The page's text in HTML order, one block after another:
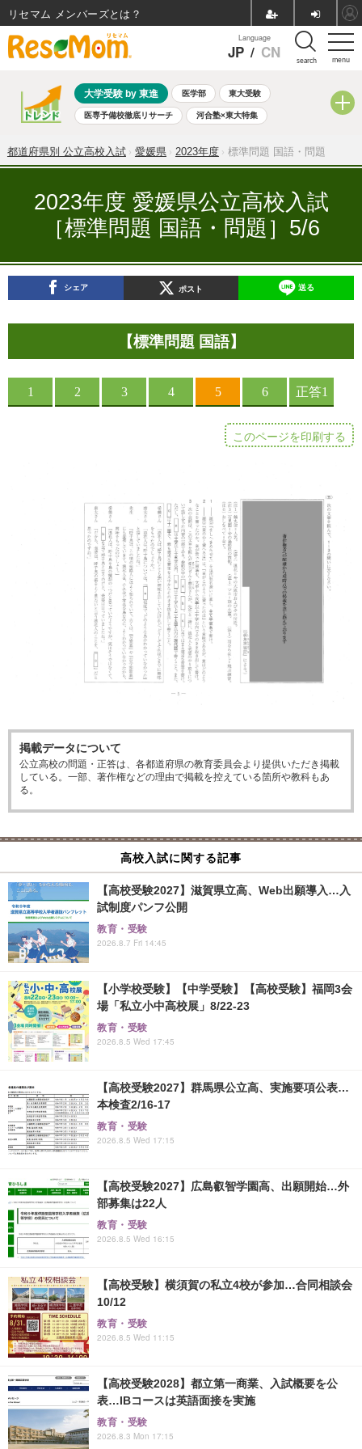
menu
Language
JP / CN search
大学受験 by 東進 医学部 東大受験
医専予備校徹底リサーチ 河合塾×東大特集
共通テスト 夏休み 8月開催学校説明会・相談会
自由研究教材（小学生向け） 自由研究教材（中学生向け）
ランキング
都道府県別 公立高校入試 愛媛県 2023年度 標準問題 国語・問題
2023年度 愛媛県公立高校入試
［標準問題 国語・問題］5/6
シェア ポスト 送る
【標準問題 国語】
このページを印刷する
掲載データについて
公立高校の問題・正答は、各都道府県の教育委員会より提供いただき掲載
している。一部、著作権などの理由で掲載を控えている箇所や教科もあ
る。
高校入試に関する記事
【高校受験2027】滋賀県立高、Web出願導入…入
試制度パンフ公開
教育・受験
2026.8.7 Fri 14:45
【小学校受験】【中学受験】【高校受験】福岡3会
場「私立小中高校展」8/22-23
教育・受験
2026.8.5 Wed 17:45
【高校受験2027】群馬県公立高、実施要項公表…
本検査2/16-17
教育・受験
2026.8.5 Wed 17:15
【高校受験2027】広島叡智学園高、出願開始…外
部募集は22人
教育・受験
2026.8.5 Wed 16:15
【高校受験】横須賀の私立4校が参加…合同相談会
10/12
教育・受験
2026.8.5 Wed 11:15
【高校受験2028】都立第一商業、入試概要を公
表…IBコースは英語面接を実施
教育・受験
2026.8.3 Mon 17:15
リセマム メンバーズ